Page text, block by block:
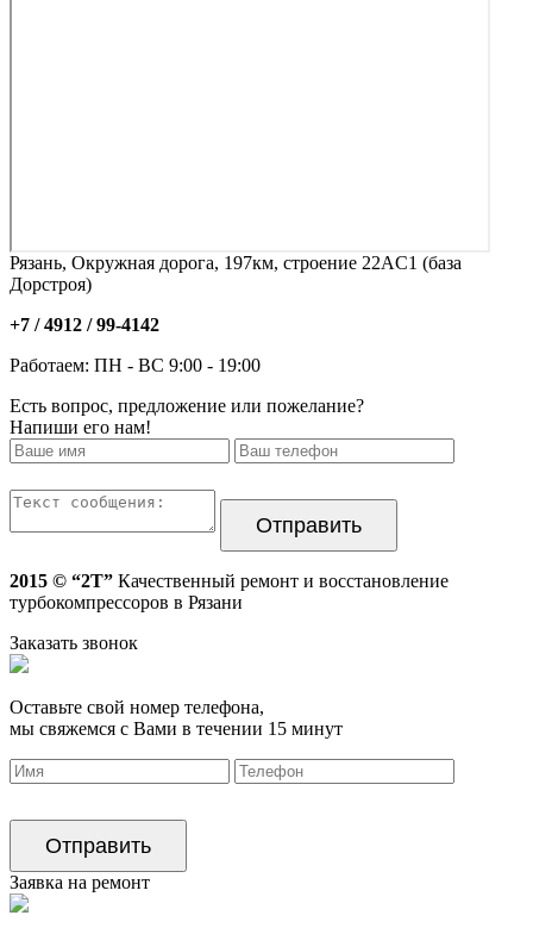
Рязань, Окружная дорога, 197км, строение 22АC1 (база
Дорстроя)
+7 / 4912 /99-4142
Работаем: ПН - ВС 9:00 - 19:00
Есть вопрос, предложение или пожелание?
Напиши его нам!
2015 © “2T” Качественный ремонт и восстановление
турбокомпрессоров в Рязани
Заказать звонок
Оставьте свой номер телефона,
мы свяжемся с Вами в течении 15 минут
Заявка на ремонт